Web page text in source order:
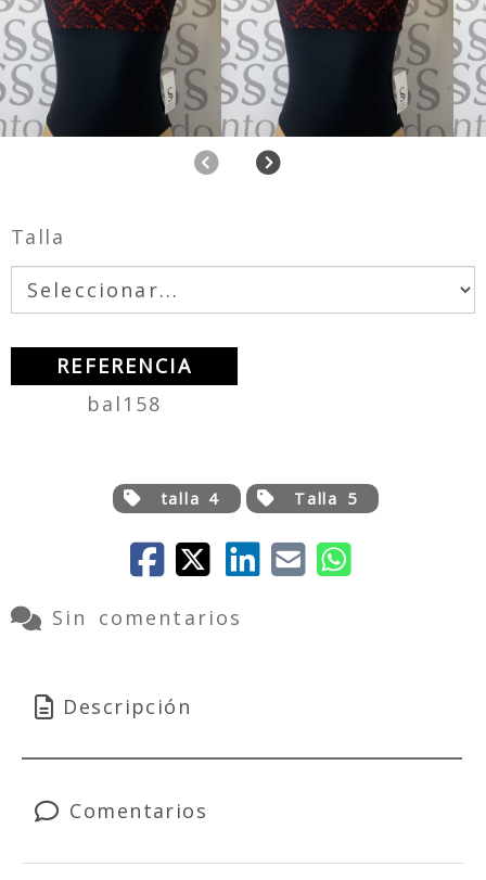
AnteriorSiguiente
Talla
REFERENCIA
bal158
talla 4 Talla 5
Sin comentarios
Descripción
Comentarios